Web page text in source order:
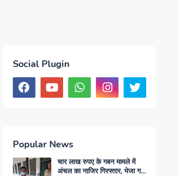
Social Plugin
Popular News
चार लाख रुपए के गबन मामले में
अंचल का नाजिर गिरफ्तार, भेजा गया